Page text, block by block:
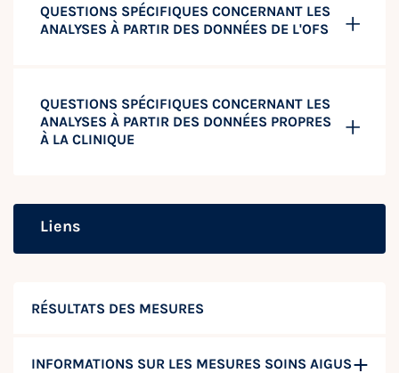
RÉSULTATS DES MESURES
INFORMATIONS SUR LES MESURES SOINS AIGUS
QUESTIONS SPÉCIFIQUES CONCERNANT LES
ANALYSES À PARTIR DES DONNÉES DE L'OFS
QUESTIONS SPÉCIFIQUES CONCERNANT LES
ANALYSES À PARTIR DES DONNÉES PROPRES
À LA CLINIQUE
Liens